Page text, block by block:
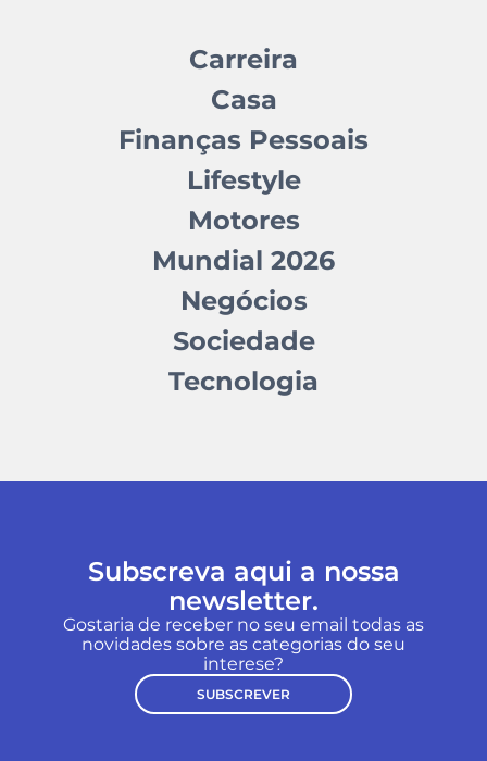
Carreira
Casa
Finanças Pessoais
Lifestyle
Motores
Mundial 2026
Negócios
Sociedade
Tecnologia
Subscreva aqui a nossa
newsletter.
Gostaria de receber no seu email todas as
novidades sobre as categorias do seu
interese?
SUBSCREVER